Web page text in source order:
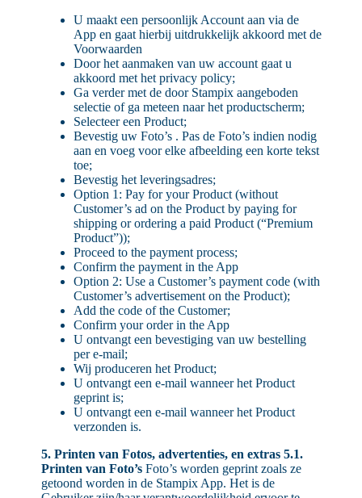
U maakt een persoonlijk Account aan via de
App en gaat hierbij uitdrukkelijk akkoord met de
Voorwaarden
Door het aanmaken van uw account gaat u
akkoord met het privacy policy;
Ga verder met de door Stampix aangeboden
selectie of ga meteen naar het productscherm;
Selecteer een Product;
Bevestig uw Foto’s . Pas de Foto’s indien nodig
aan en voeg voor elke afbeelding een korte tekst
toe;
Bevestig het leveringsadres;
Option 1: Pay for your Product (without
Customer’s ad on the Product by paying for
shipping or ordering a paid Product (“Premium
Product”));
Proceed to the payment process;
Confirm the payment in the App
Option 2: Use a Customer’s payment code (with
Customer’s advertisement on the Product);
Add the code of the Customer;
Confirm your order in the App
U ontvangt een bevestiging van uw bestelling
per e-mail;
Wij produceren het Product;
U ontvangt een e-mail wanneer het Product
geprint is;
U ontvangt een e-mail wanneer het Product
verzonden is.
5. Printen van Fotos, advertenties, en extras 5.1.
Printen van Foto’sFoto’s worden geprint zoals ze
getoond worden in de Stampix App. Het is de